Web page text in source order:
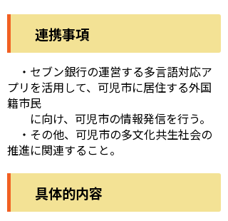
連携事項
・セブン銀行の運営する多言語対応ア
プリを活用して、可児市に居住する外国
籍市民
に向け、可児市の情報発信を行う。
・その他、可児市の多文化共生社会の
推進に関連すること。
具体的内容